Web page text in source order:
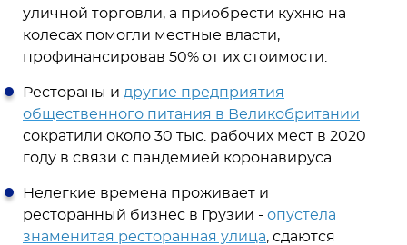
уличной торговли, а приобрести кухню на
колесах помогли местные власти,
профинансировав 50% от их стоимости.
Рестораны и другие предприятия
общественного питания в Великобритании
сократили около 30 тыс. рабочих мест в 2020
году в связи с пандемией коронавируса.
Нелегкие времена проживает и
ресторанный бизнес в Грузии - опустела
знаменитая ресторанная улица, сдаются